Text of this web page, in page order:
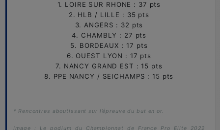
1. LOIRE SUR RHONE : 37 pts
2. HLB / LILLE : 35 pts
3. ANGERS : 32 pts
4. CHAMBLY : 27 pts
5. BORDEAUX : 17 pts
6. OUEST LYON : 17 pts
7. NANCY GRAND EST : 15 pts
8. PPE NANCY / SEICHAMPS : 15 pts
* Rencontres aboutissant sur l’épreuve du but en or.
Image : Le podium du Championnat de France Pro Elite 2022